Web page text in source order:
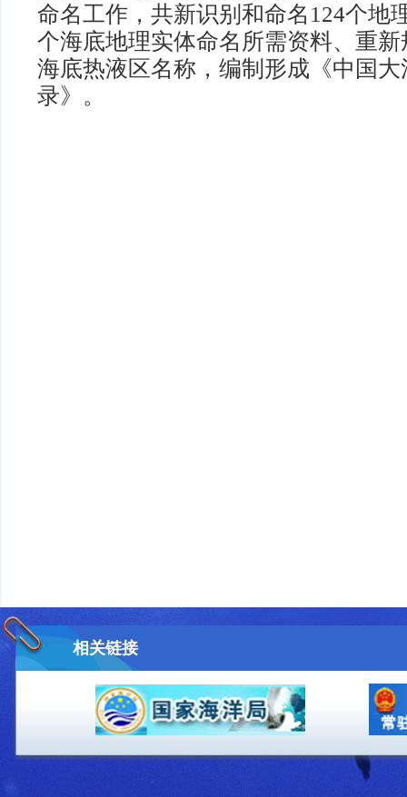
命名工作，共新识别和命名124个地
个海底地理实体命名所需资料、重
海底热液区名称，编制形成《中国
录》。
相关链接